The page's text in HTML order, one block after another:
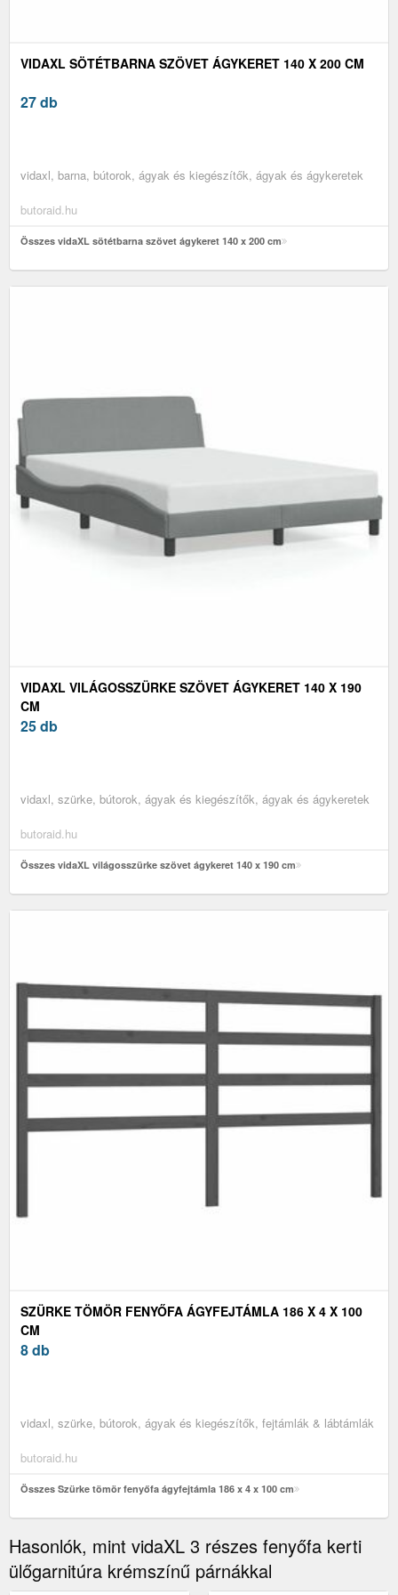
VIDAXL SÖTÉTBARNA SZÖVET ÁGYKERET 140 X 200 CM
27 db
vidaxl, barna, bútorok, ágyak és kiegészítők, ágyak és ágykeretek
butoraid.hu
Összes vidaXL sötétbarna szövet ágykeret 140 x 200 cm
VIDAXL VILÁGOSSZÜRKE SZÖVET ÁGYKERET 140 X 190
CM
25 db
vidaxl, szürke, bútorok, ágyak és kiegészítők, ágyak és ágykeretek
butoraid.hu
Összes vidaXL világosszürke szövet ágykeret 140 x 190 cm
SZÜRKE TÖMÖR FENYŐFA ÁGYFEJTÁMLA 186 X 4 X 100
CM
8 db
vidaxl, szürke, bútorok, ágyak és kiegészítők, fejtámlák & lábtámlák
butoraid.hu
Összes Szürke tömör fenyőfa ágyfejtámla 186 x 4 x 100 cm
Hasonlók, mint vidaXL 3 részes fenyőfa kerti
ülőgarnitúra krémszínű párnákkal